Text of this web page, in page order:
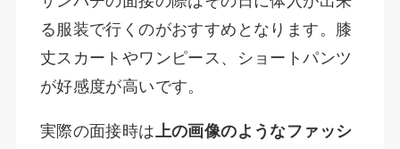
る服装で行くのがおすすめとなります。膝
丈スカートやワンピース、ショートパンツ
が好感度が高いです。
実際の面接時は 上の画像のようなファッシ